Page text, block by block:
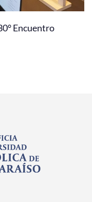
Encuentro